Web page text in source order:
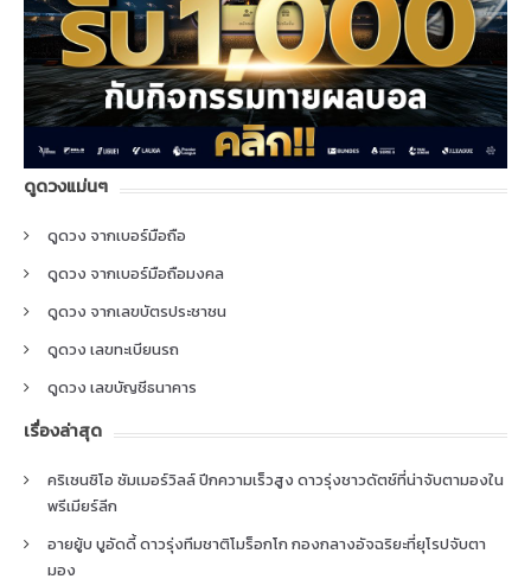
ดูดวงแม่นๆ
ดูดวง จากเบอร์มือถือ
ดูดวง จากเบอร์มือถือมงคล
ดูดวง จากเลขบัตรประชาชน
ดูดวง เลขทะเบียนรถ
ดูดวง เลขบัญชีธนาคาร
เรื่องล่าสุด
คริเซนซิโอ ซัมเมอร์วิลล์ ปีกความเร็วสูง ดาวรุ่งชาวดัตช์ที่น่าจับตามองใน
พรีเมียร์ลีก
อายยู้บ บูอัดดี้ ดาวรุ่งทีมชาติโมร็อกโก กองกลางอัจฉริยะที่ยุโรปจับตา
มอง